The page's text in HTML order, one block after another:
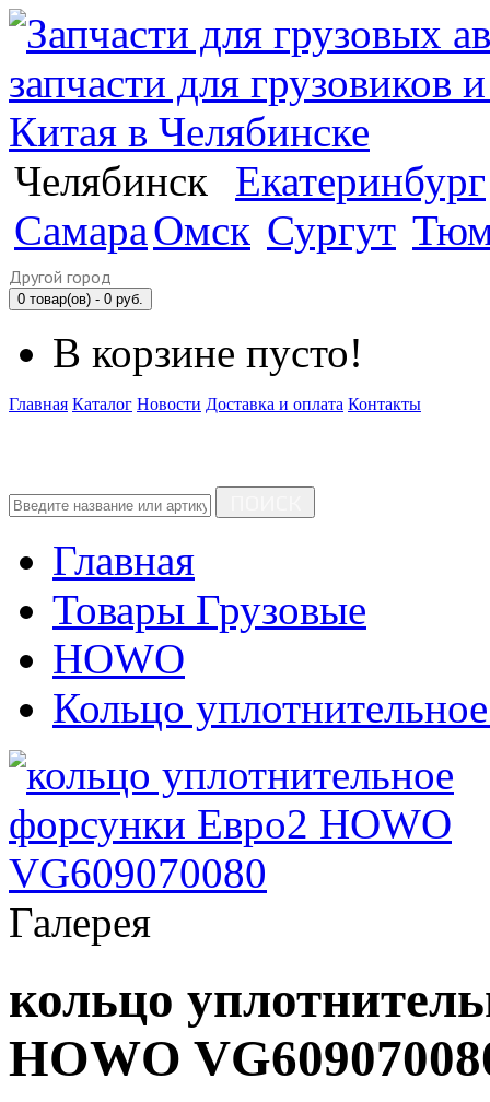
Челябинск
Екатеринбург
СамараОмск Сургут
Другой город
0 товар(ов) - 0 руб.
В корзине пусто!
Главная Каталог Новости Доставка и оплата Контакты
Главная
Товары Грузовые
HOWO
Кольцо
Галерея
кольцо
HOWO